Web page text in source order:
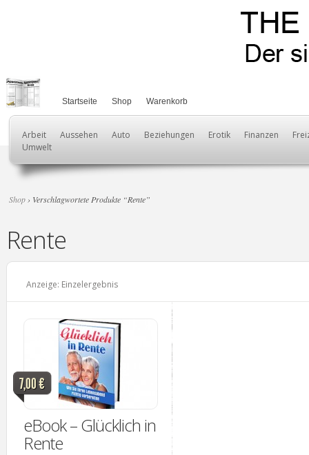
Startseite Shop Warenkorb
Arbeit Aussehen Auto Beziehungen Erotik Finanzen
Umwelt
Shop › Verschlagwortete Produkte “Rente”
Rente
Anzeige: Einzelergebnis
7,00 €
eBook – Glücklich in
Rente